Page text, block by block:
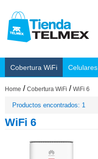
Cobertura WiFi Celulares
Home / Cobertura WiFi / WiFi 6
Productos encontrados: 1
WiFi 6